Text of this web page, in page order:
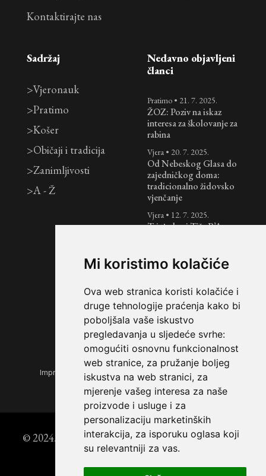
Mi koristimo kolačiće
Ova web stranica koristi kolačiće i
druge tehnologije praćenja kako bi
poboljšala vaše iskustvo
pregledavanja u sljedeće svrhe:
omogućiti osnovnu funkcionalnost
web stranice, za pružanje boljeg
iskustva na web stranici, za
mjerenje vašeg interesa za naše
proizvode i usluge i za
personalizaciju marketinških
interakcija, za isporuku oglasa koji
su relevantniji za vas.
Kontaktirajte nas
Sadržaj
>Vjeronauk
>Pratimo
>Košer
>Običaji i tradicija
>Zanimljivosti
>A - Ž
Nedavno objavljeni
članci
Pratimo • 21. 7. 2025.
ŽOZ: Poziv na iskaz
interesa za školovanje za
rabina
Vjera • 20. 7. 2025.
Od Nebeskog Glasa do
zajedničkog doma:
tradicionalno židovsko
vjenčanje
Vjera • 12. 7. 2025.
Tri tjedna i Tiša B’Av:
Hramova
Jednostavan i brz recept
za pita kruh
Impressum Opći uvjeti korištenja Zaštita privatnosti
© 2024. Židovski forum | Powered by StoryEditor
DEX